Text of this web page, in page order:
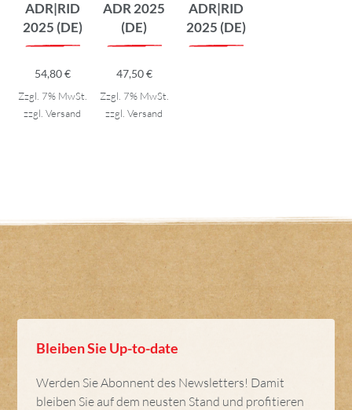
ADR|RID
2025 (DE)
54,80€
Zzgl. 7% MwSt.
zzgl.Versand
ADR 2025
(DE)
47,50€
Zzgl. 7% MwSt.
zzgl.Versand
ADR|RID
2025 (DE)
Bleiben Sie Up-to-date
Werden Sie Abonnent des Newsletters! Damit
bleiben Sie auf dem neusten Stand und profitieren